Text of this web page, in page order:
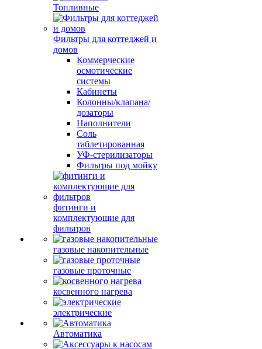
Топливные
Фильтры для коттеджей и
домов
Коммерческие
осмотические
системы
Кабинеты
Колонны/клапана/
дозаторы
Наполнители
Соль
таблетированная
УФ-стерилизаторы
Фильтры под мойку
фитинги и
комплектующие для
фильтров
газовые накопительные
газовые проточные
косвенного нагрева
электрические
Автоматика